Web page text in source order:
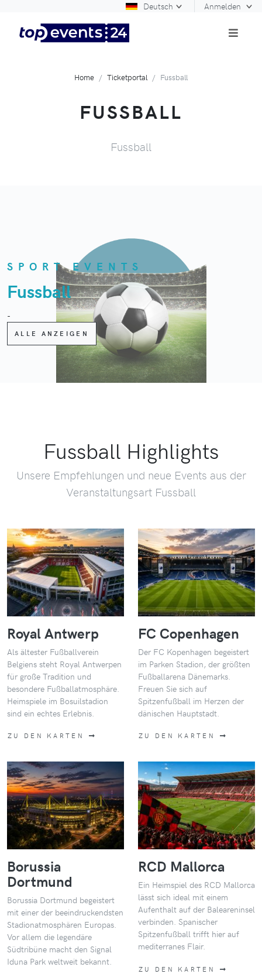
Deutsch Anmelden
Home Ticketportal Fussball
FUSSBALL
Fussball
SPORT EVENTS
Fussball
-
ALLE ANZEIGEN
Fussball Highlights
Unsere Empfehlungen und neue Events aus der
Veranstaltungsart Fussball
Royal Antwerp
Als ältester Fußballverein
Belgiens steht Royal Antwerpen
für große Tradition und
besondere Fußballatmosphäre.
Heimspiele im Bosuilstadion
sind ein echtes Erlebnis.
ZU DEN KARTEN
FC Copenhagen
Der FC Kopenhagen begeistert
im Parken Stadion, der größten
Fußballarena Dänemarks.
Freuen Sie sich auf
Spitzenfußball im Herzen der
dänischen Hauptstadt.
ZU DEN KARTEN
Borussia
Dortmund
Borussia Dortmund begeistert
mit einer der beeindruckendsten
Stadionatmosphären Europas.
Vor allem die legendäre
Südtribüne macht den Signal
Iduna Park weltweit bekannt.
RCD Mallorca
Ein Heimspiel des RCD Mallorca
lässt sich ideal mit einem
Aufenthalt auf der Baleareninsel
verbinden. Spanischer
Spitzenfußball trifft hier auf
mediterranes Flair.
ZU DEN KARTEN